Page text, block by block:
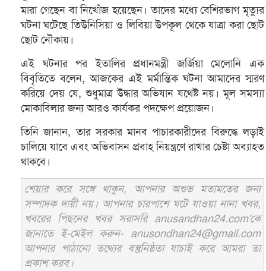
মারা গেছেন বা নিখোঁজ হয়েছেন। তাদের মধ্যে বেশিরভাগ মৃত্যুর
ঘটনা ঘটেছে তিউনিসিয়া ও লিবিয়া উপকূল থেকে যাত্রা করা ছোট
ছোট নৌকায়।
এই ঘটনার পর ইতালির প্রধানমন্ত্রী জর্জিয়া মেলোনি এক
বিবৃতিতে বলেন, আজকের এই মর্মান্তিক ঘটনা আমাদের স্মরণ
করিয়ে দেয় যে, শুধুমাত্র উদ্ধার অভিযান যথেষ্ট নয়। মূল সমস্যা
মোকাবিলার জন্য আরও কার্যকর পদক্ষেপ প্রয়োজন।
তিনি জানান, তার সরকার মানব পাচারকারীদের বিরুদ্ধে লড়াই
চালিয়ে যাবে এবং অভিবাসন প্রবাহ নিয়ন্ত্রণে রাখার চেষ্টা অব্যাহত
থাকবে।
শেয়ার করে সঙ্গে থাকুন, আপনার অশুভ মতামতের জন্য
সম্পাদক দায়ী নয়। আপনার চারপাশে ঘটে যাওয়া নানা খবর,
খবরের পিছনের খবর সরাসরি anusandhan24.com'কে
জানাতে ই-মেইল করুন- anusondhan24@gmail.com
আপনার পাঠানো তথ্যের বস্তুনিষ্ঠতা যাচাই করে আমরা তা
প্রকাশ করব।